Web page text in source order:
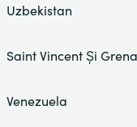
Uzbekistan
Saint Vincent Și
Venezuela